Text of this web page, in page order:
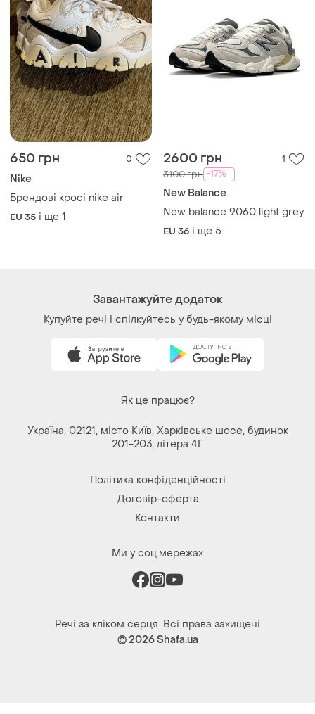
650 грн 0
Nike
Брендові кросі nike air
EU 35 і ще 1
2600 грн 1
Завантажуйте додаток
Купуйте речі і спілкуйтесь у будь-якому місці
Як це працює?
Україна, 02121, місто Київ, Харківське шосе, будинок
201-203, літера 4Г
Політика конфіденційності
Контакти
© 2026Shafa.ua